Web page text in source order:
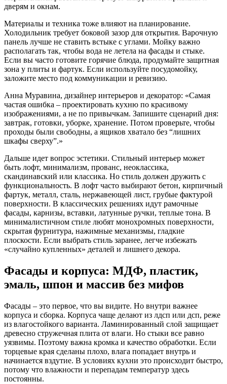
дверям и окнам.
Материалы и техника тоже влияют на планирование.
Холодильник требует боковой зазор для открытия. Варочную
панель лучше не ставить встыке с углами. Мойку важно
располагать так, чтобы вода не летела на фасады и стыке.
Если вы часто готовите горячие блюда, продумайте защитная
зона у плиты и фартук. Если используйте посудомойку,
заложите место под коммуникации и ревизию.
Анна Муравина, дизайнер интерьеров и декоратор: «Самая
частая ошибка – проектировать кухню по красивому
изображениями, а не по привычкам. Запишите сценарий дня:
завтрак, готовки, уборке, хранение. Потом проверьте, чтобы
проходы были свободны, а ящиков хватало без “лишних
шкафы сверху”.»
Дальше идет вопрос эстетики. Стильный интерьер может
быть лофт, минимализм, прованс, неоклассика,
скандинавский или классика. Но стиль должен дружить с
функциональность. В лофт часто выбирают бетон, кирпичный
фартук, металл, сталь, нержавеющей лист, грубые фактурой
поверхности. В классических решениях идут рамочные
фасады, карнизы, вставки, латунные ручки, теплые тона. В
минималистичном стиле любят монохромных поверхности,
скрытая фурнитура, нажимные механизмы, гладкие
плоскости. Если выбрать стиль заранее, легче избежать
«случайно купленных» деталей и лишнего декора.
Фасады и корпуса: МДФ, пластик,
эмаль, шпон и массив без мифов
Фасады – это первое, что вы видите. Но внутри важнее
корпуса и сборка. Корпуса чаще делают из лдсп или дсп, реже
из влагостойкого варианта. Ламинированный слой защищает
древесно стружечная плита от влаги. Но стыки все равно
уязвимы. Поэтому важна кромка и качество обработки. Если
торцевые края сделаны плохо, влага попадает внутрь и
начинается вздутие. В условиях кухни это происходит быстро,
потому что влажности и перепадам температур здесь
постоянны.